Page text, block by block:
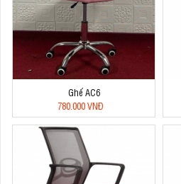
Ghế AC6
780.000 VNĐ